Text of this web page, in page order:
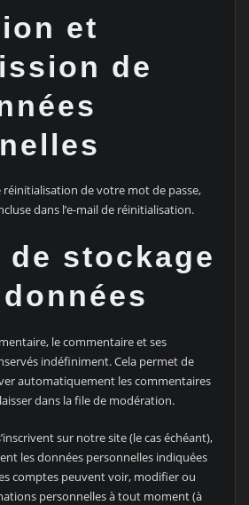
et
de
réinitialisation de votre mot de passe,
dans l’e-mail de réinitialisation.
de stockage
le commentaire et ses
indéfiniment. Cela permet de
automatiquement les commentaires
dans la file de modération.
sur notre site (le cas échéant),
les données personnelles indiquées
comptes peuvent voir, modifier ou
personnelles à tout moment (à